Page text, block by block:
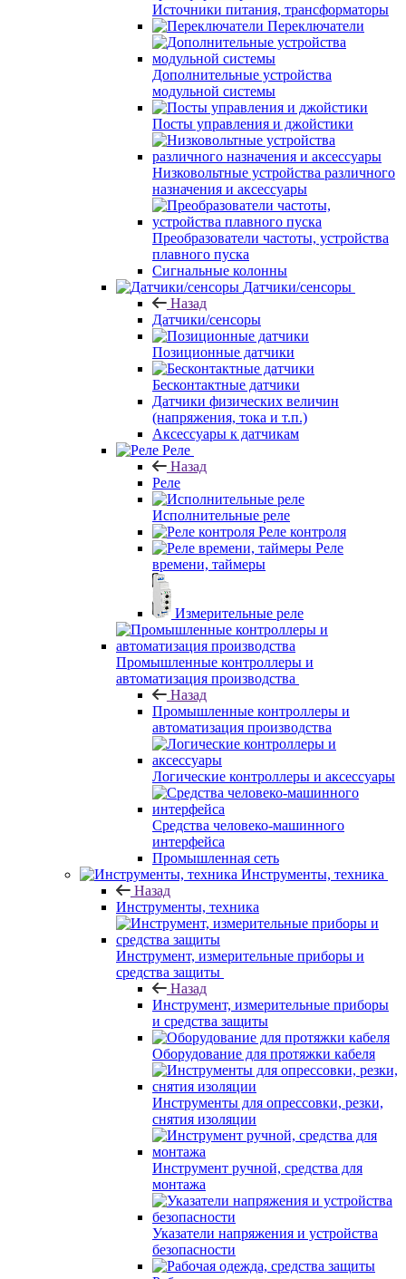
Источники питания, трансформаторы
Переключатели
Дополнительные устройства
модульной системы
Посты управления и джойстики
Низковольтные устройства различного
назначения и аксессуары
Преобразователи частоты, устройства
плавного пуска
Сигнальные колонны
Датчики/сенсоры
Назад
Датчики/сенсоры
Позиционные датчики
Бесконтактные датчики
Датчики физических величин
(напряжения, тока и т.п.)
Аксессуары к датчикам
Реле
Назад
Реле
Исполнительные реле
Реле контроля
Реле
времени, таймеры
Измерительные реле
Промышленные контроллеры и
автоматизация производства
Назад
Промышленные контроллеры и
автоматизация производства
Логические контроллеры и аксессуары
Средства человеко-машинного
интерфейса
Промышленная сеть
Инструменты, техника
Назад
Инструменты, техника
Инструмент, измерительные приборы и
средства защиты
Назад
Инструмент, измерительные приборы
и средства защиты
Оборудование для протяжки кабеля
Инструменты для опрессовки, резки,
снятия изоляции
Инструмент ручной, средства для
монтажа
Указатели напряжения и устройства
безопасности